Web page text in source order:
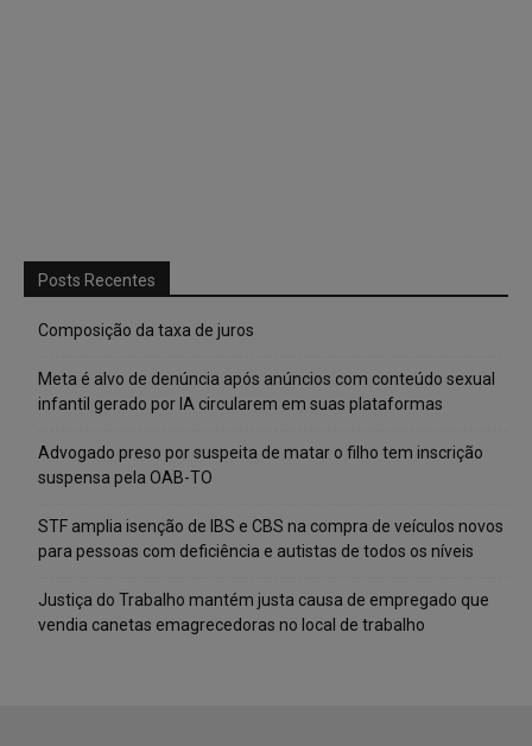
Posts Recentes
Composição da taxa de juros
Meta é alvo de denúncia após anúncios com conteúdo sexual
infantil gerado por IA circularem em suas plataformas
Advogado preso por suspeita de matar o filho tem inscrição
suspensa pela OAB-TO
STF amplia isenção de IBS e CBS na compra de veículos novos
para pessoas com deficiência e autistas de todos os níveis
Justiça do Trabalho mantém justa causa de empregado que
vendia canetas emagrecedoras no local de trabalho